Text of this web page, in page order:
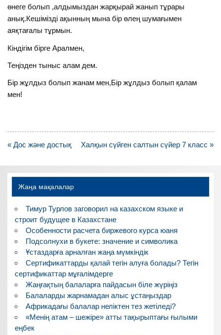
өнеге болып ,алдымыздан жарқырай жанып тұрары
анық.Кешімізді ақынның мына бір өлең шумағымен
аяқтағалы тұрмын.
Кіндігім бірге Аралмен,
Теңізден тыныс алам дем.
Бір жұлдыз болып жанам мен,Бір жұлдыз болып қалам
мен!
Навигация
записям
« Дос және достық Халқын сүйген салтын сүйер 7 класс »
Жаңа мақалалар
Тимур Турлов заговорил на казахском языке и
строит будущее в Казахстане
Особенности расчета биржевого курса юаня
Подсолнухи в букете: значение и символика
Ұстаздарға арналған жаңа мүмкіндік
Сертификаттарды қалай тегін алуға болады? Тегін
сертификаттар мұғалімдерге
Жаңғақтың балаларға пайдасын біле жүріңіз
Балаларды жарнамадан алыс ұстаңыздар
Африкадағы балалар неліктен тез жетіледі?
«Менің атам – шежіре» атты тақырыптағы ғылыми
еңбек